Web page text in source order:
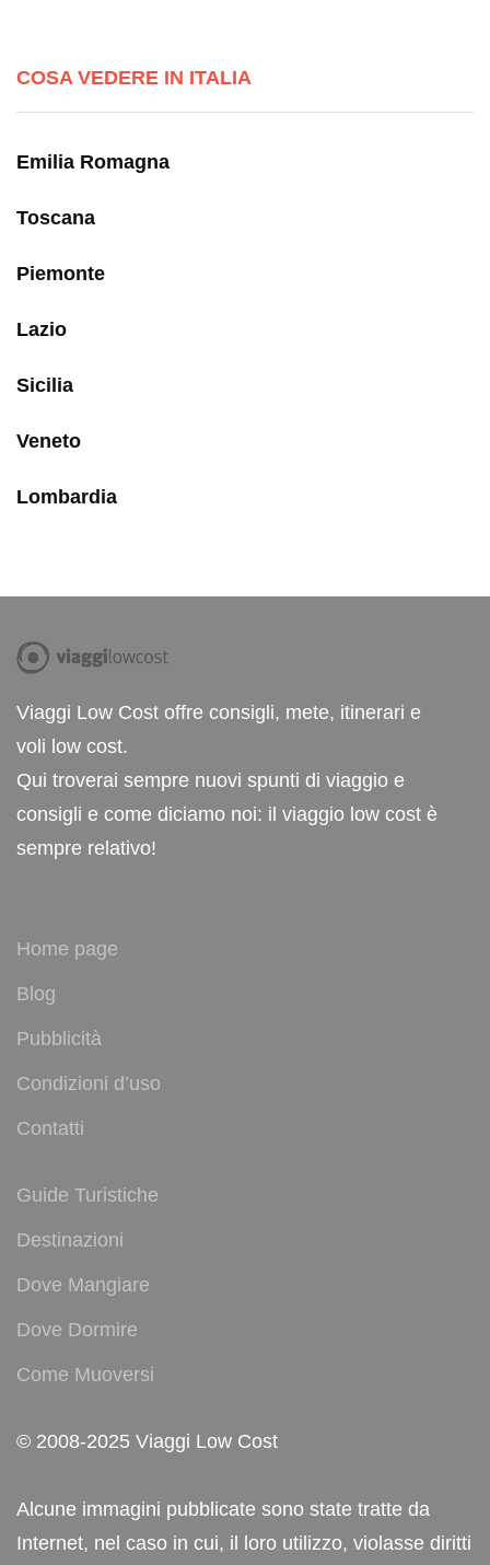
COSA VEDERE IN ITALIA
Emilia Romagna
Toscana
Piemonte
Lazio
Sicilia
Veneto
Lombardia
Viaggi Low Cost offre consigli, mete, itinerari e
voli low cost.
Qui troverai sempre nuovi spunti di viaggio e
consigli e come diciamo noi: il viaggio low cost è
sempre relativo!
Home page
Blog
Pubblicità
Condizioni d’uso
Contatti
Guide Turistiche
Destinazioni
Dove Mangiare
Dove Dormire
Come Muoversi
© 2008-2025 Viaggi Low Cost
Alcune immagini pubblicate sono state tratte da
Internet, nel caso in cui, il loro utilizzo, violasse diritti